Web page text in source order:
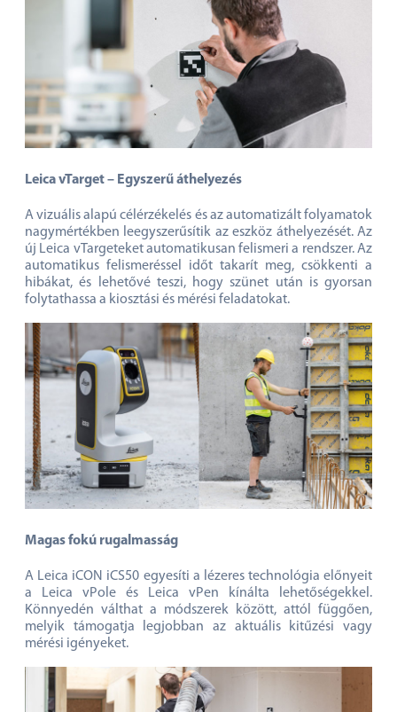
Leica vTarget – Egyszerű áthelyezés
A vizuális alapú célérzékelés és az automatizált folyamatok
nagymértékben leegyszerűsítik az eszköz áthelyezését. Az
új Leica vTargeteket automatikusan felismeri a rendszer. Az
hibákat, és lehetővé teszi, hogy szünet után is gyorsan
folytathassa a kiosztási és mérési feladatokat.
Magas fokú rugalmasság
A Leica iCON iCS50 egyesíti a lézeres technológia előnyeit
a Leica vPole és Leica vPen kínálta lehetőségekkel.
melyik támogatja legjobban az aktuális kitűzési vagy
mérési igényeket.